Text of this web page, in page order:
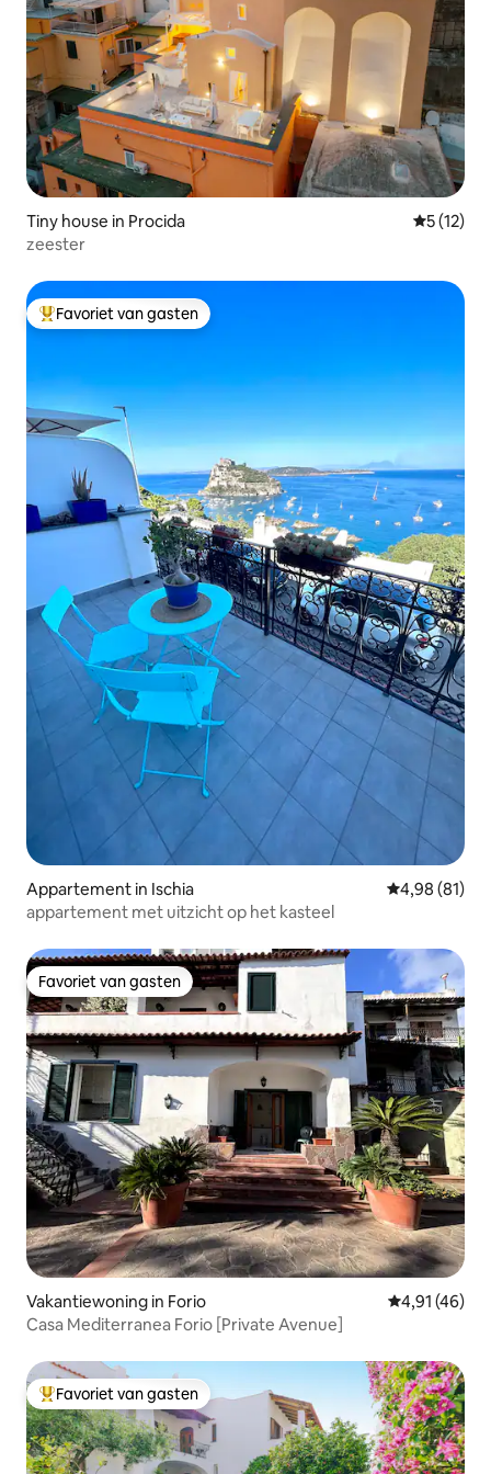
Tiny house in Procida
5 (12)
zeester
Topfavoriet van gasten
Favoriet van gasten
Appartement in Ischia Gemiddelde
4,98 (81)
appartement met uitzicht op het kasteel
Favoriet van gasten
Favoriet van gasten
Vakantiewoning in Forio Gemiddelde
4,91 (46)
Casa Mediterranea Forio [Private Avenue]
Topfavoriet van gasten
Favoriet van gasten